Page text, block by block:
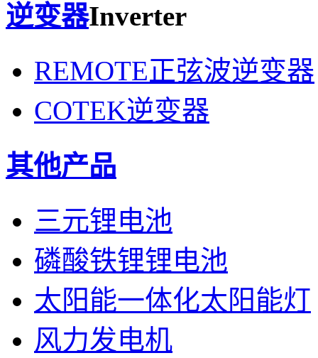
逆变器Inverter
REMOTE正弦波逆变器
COTEK逆变器
其他产品
三元锂电池
磷酸铁锂锂电池
太阳能一体化太阳能灯
风力发电机